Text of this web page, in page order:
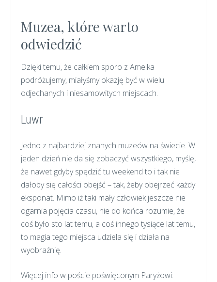
Muzea, które warto
odwiedzić
Dzięki temu, że całkiem sporo z Amelka
podróżujemy, miałyśmy okazję być w wielu
odjechanych i niesamowitych miejscach.
Luwr
Jedno z najbardziej znanych muzeów na świecie. W
jeden dzień nie da się zobaczyć wszystkiego, myślę,
że nawet gdyby spędzić tu weekend to i tak nie
dałoby się całości obejść – tak, żeby obejrzeć każdy
eksponat. Mimo iż taki mały człowiek jeszcze nie
ogarnia pojęcia czasu, nie do końca rozumie, że
coś było sto lat temu, a coś innego tysiące lat temu,
to magia tego miejsca udziela się i działa na
wyobraźnię.
Więcej info w poście poświęconym Paryżowi: